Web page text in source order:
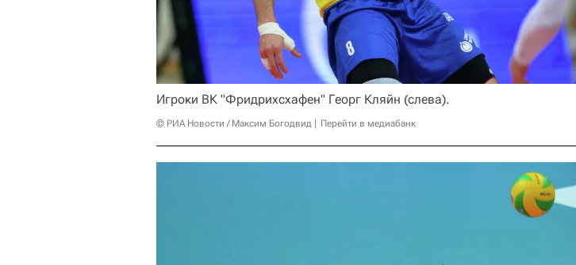
Игроки ВК "Фридрихсхафен" Георг Кляйн (слева).
© РИА Новости / Максим Богодвид Перейти в медиабанк